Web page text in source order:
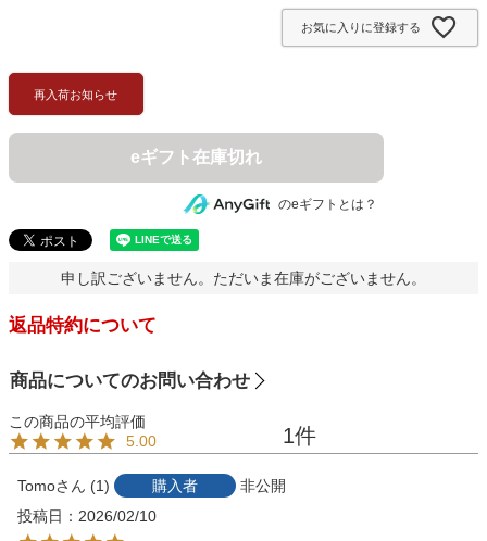
お気に入りに登録する
再入荷お知らせ
eギフト在庫切れ
のeギフトとは？
申し訳ございません。ただいま在庫がございません。
返品特約について
商品についてのお問い合わせ
5.00 1
Tomo 1 購入者
非公開
投稿日
2026/02/10